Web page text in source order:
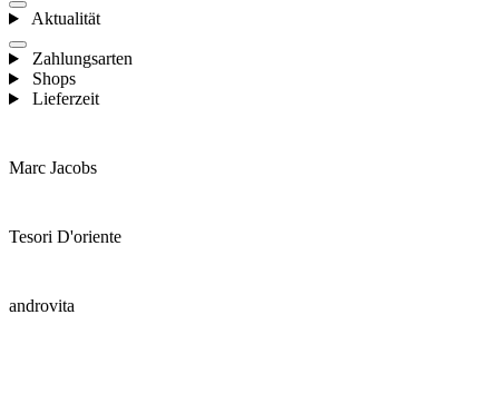
Aktualität
Zahlungsarten
Shops
Lieferzeit
Marc Jacobs
Tesori D'oriente
androvita